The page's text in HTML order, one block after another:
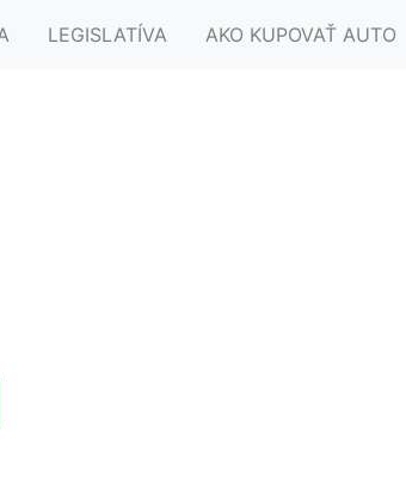
LEGISLATÍVA AKO KUPOVAŤ AUTO